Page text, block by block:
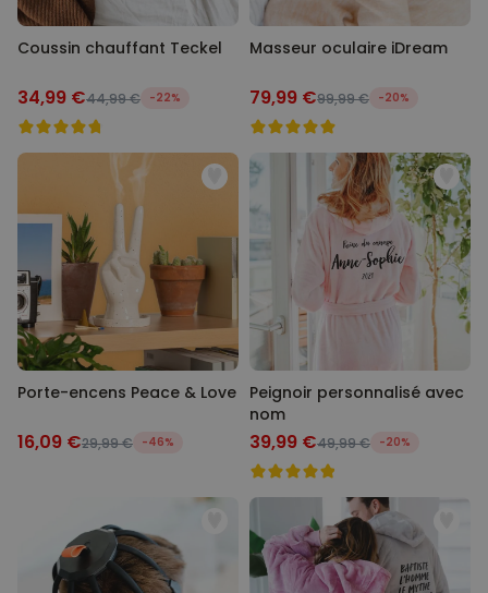
Coussin chauffant Teckel
34,99 €44,99 € -22%
Masseur oculaire iDream
79,99 €99,99 € -20%
Porte-encens Peace & Love
16,09 €29,99 € -46%
Peignoir personnalisé avec
nom
39,99 €49,99 € -20%